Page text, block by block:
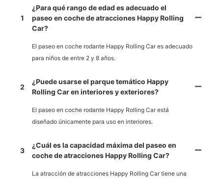
1
¿Para qué rango de edad es adecuado el
paseo en coche de atracciones Happy Rolling
Car?
El paseo en coche rodante Happy Rolling Car es adecuado
para niños de entre 2 y 8 años.
2
¿Puede usarse el parque temático Happy
Rolling Car en interiores y exteriores?
El paseo en coche rodante Happy Rolling Car está
diseñado únicamente para uso en interiores.
3
¿Cuál es la capacidad máxima del paseo en
coche de atracciones Happy Rolling Car?
La atracción de atracciones Happy Rolling Car tiene una